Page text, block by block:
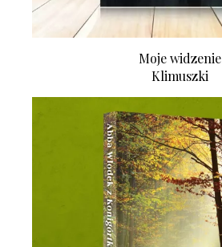
Moje widzenie
Klimuszki